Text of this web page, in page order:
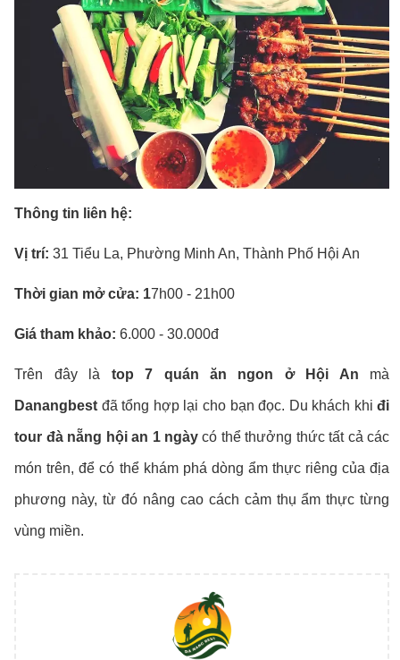
Thông tin liên hệ:
Vị trí: 31 Tiểu La, Phường Minh An, Thành Phố Hội An
Thời gian mở cửa: 17h00 - 21h00
Giá tham khảo: 6.000 - 30.000đ
Trên đây là top 7 quán ăn ngon ở Hội An mà
Danangbest đã tổng hợp lại cho bạn đọc. Du khách khiđi
tour đà nẵng hội an 1 ngày có thể thưởng thức tất cả các
món trên, để có thể khám phá dòng ẩm thực riêng của địa
phương này, từ đó nâng cao cách cảm thụ ẩm thực từng
vùng miền.